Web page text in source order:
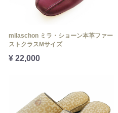
milaschon ミラ・ショーン本革ファー
ストクラスMサイズ
¥ 22,000